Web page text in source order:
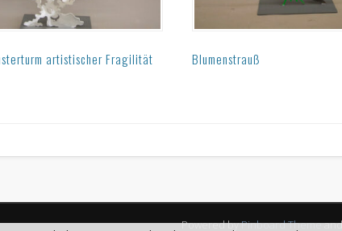
artistischer Fragilität Blumenstrauß
Powered byPinboard Theme